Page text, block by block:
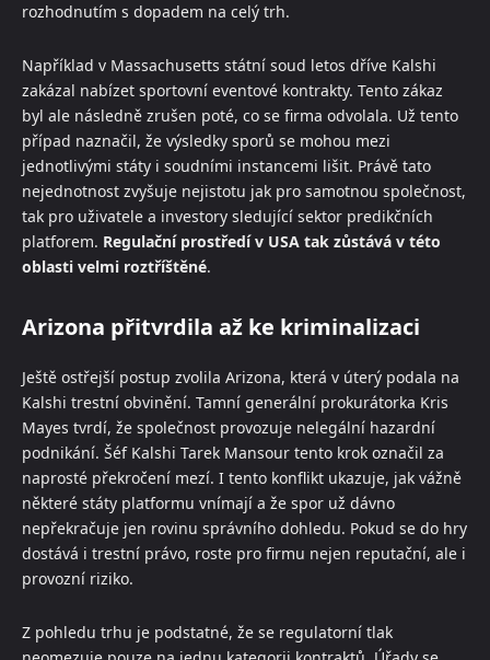
rozhodnutím s dopadem na celý trh.
Například v Massachusetts státní soud letos dříve Kalshi
zakázal nabízet sportovní eventové kontrakty. Tento zákaz
byl ale následně zrušen poté, co se firma odvolala. Už tento
případ naznačil, že výsledky sporů se mohou mezi
jednotlivými státy i soudními instancemi lišit. Právě tato
nejednotnost zvyšuje nejistotu jak pro samotnou společnost,
tak pro uživatele a investory sledující sektor predikčních
platforem. Regulační prostředí v USA tak zůstává v této
oblasti velmi roztříštěné.
Arizona přitvrdila až ke kriminalizaci
Ještě ostřejší postup zvolila Arizona, která v úterý podala na
Kalshi trestní obvinění. Tamní generální prokurátorka Kris
Mayes tvrdí, že společnost provozuje nelegální hazardní
podnikání. Šéf Kalshi Tarek Mansour tento krok označil za
naprosté překročení mezí. I tento konflikt ukazuje, jak vážně
některé státy platformu vnímají a že spor už dávno
nepřekračuje jen rovinu správního dohledu. Pokud se do hry
dostává i trestní právo, roste pro firmu nejen reputační, ale i
provozní riziko.
Z pohledu trhu je podstatné, že se regulatorní tlak